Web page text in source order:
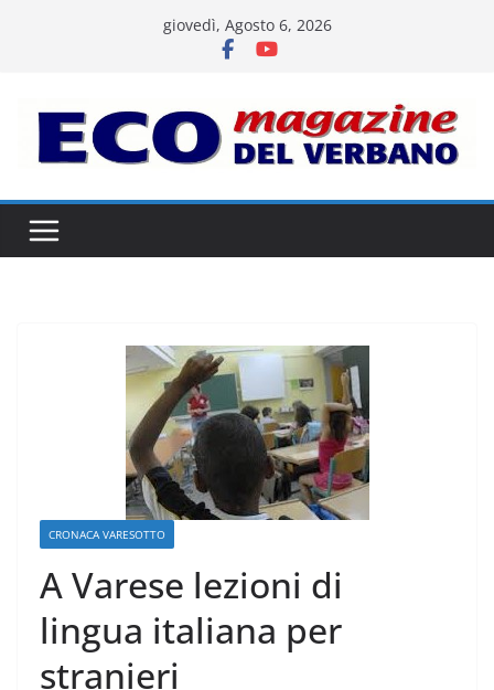
giovedì, Agosto 6, 2026
CRONACA VARESOTTO
A Varese lezioni di
lingua italiana per
stranieri